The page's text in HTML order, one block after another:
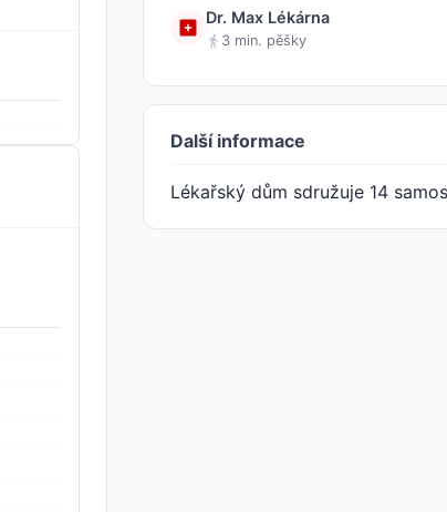
Dr. Max Lékárna
3 min. pěšky
Další informace
Lékařský dům sdružuje 14